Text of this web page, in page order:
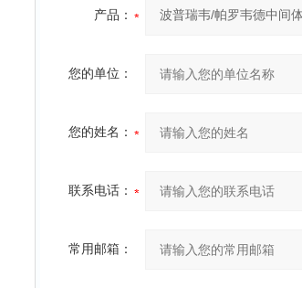
产品：
您的单位：
您的姓名：
联系电话：
常用邮箱：